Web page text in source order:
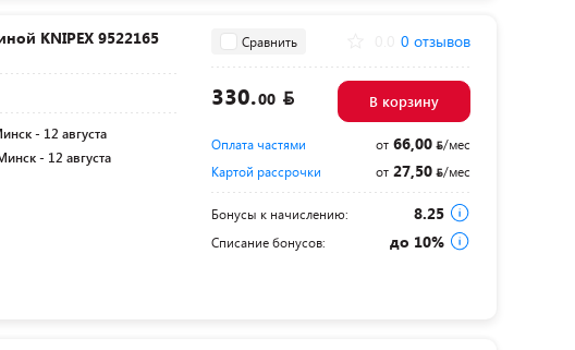
KNIPEX 9522165
- 12 августа
- 12 августа
Сравнить 0 отзывов
330.00 В корзину
Оплата частями от66,00
/мес
Картой рассрочки
от27,50 /мес
Бонусы к начислению: 8.25
Списание бонусов: до 10%